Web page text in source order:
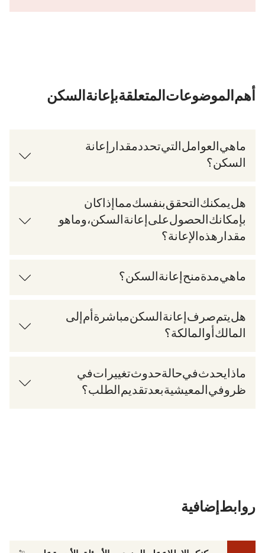
أهم الموضوعات المتعلقة بإعانة السكن
ما هي العوامل التي تحدد مقدار إعانة
السكن؟
هل يمكنك التحقق بنفسك مما إذا كان
بإمكانك الحصول على إعانة السكن، وما هو
مقدار هذه الإعانة؟
ما هي مدة منح إعانة السكن؟
هل يتم صرف إعانة السكن مباشرة أم إلى
المالك أو المالكة؟
ماذا يحدث في حالة حدوث تغييرات في
ظروفي المعيشية بعد تقديم الطلب؟
روابط إضافية